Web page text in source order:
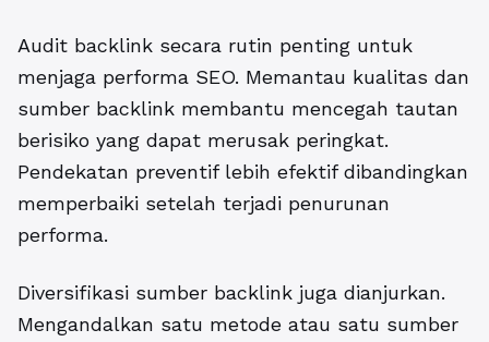
Audit backlink secara rutin penting untuk
menjaga performa SEO. Memantau kualitas dan
sumber backlink membantu mencegah tautan
berisiko yang dapat merusak peringkat.
Pendekatan preventif lebih efektif dibandingkan
memperbaiki setelah terjadi penurunan
performa.
Diversifikasi sumber backlink juga dianjurkan.
Mengandalkan satu metode atau satu sumber